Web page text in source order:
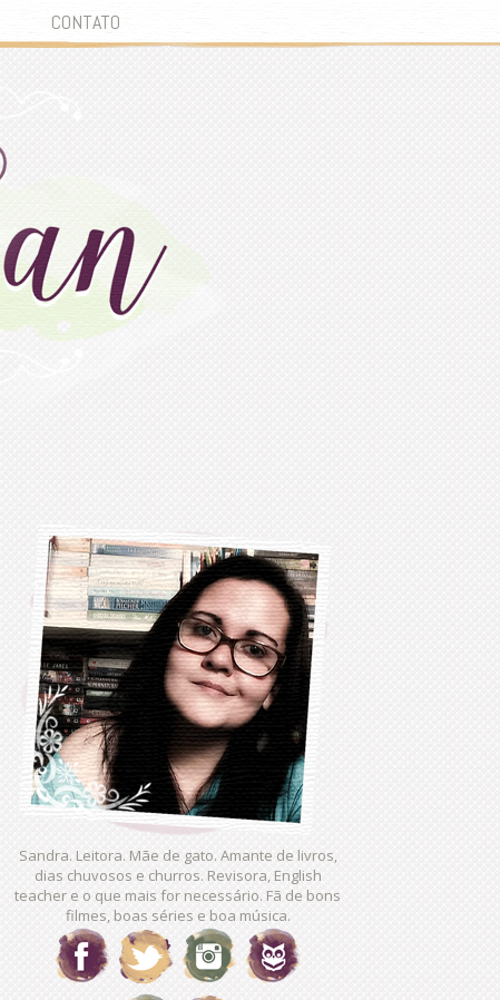
CONTATO
Sandra. Leitora. Mãe de gato. Amante de livros,
dias chuvosos e churros. Revisora, English
teacher e o que mais for necessário. Fã de bons
filmes, boas séries e boa música.